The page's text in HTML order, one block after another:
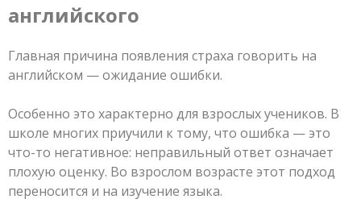
английского
Главная причина появления страха говорить на
английском — ожидание ошибки.
Особенно это характерно для взрослых учеников. В
школе многих приучили к тому, что ошибка — это
что-то негативное: неправильный ответ означает
плохую оценку. Во взрослом возрасте этот подход
переносится и на изучение языка.